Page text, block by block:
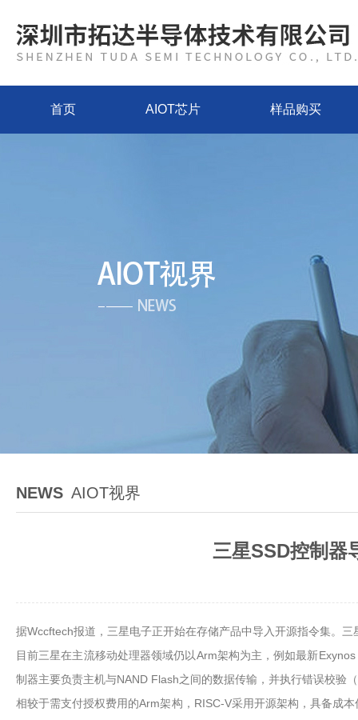
首页 AIOT芯片 样品购买
NEWS AIOT视界
三星SSD控制器
据Wccftech报道，三星电子正开始在存储产品中导入开源指令集。
目前三星在主流移动处理器领域仍以Arm架构为主，例如最新
制器主要负责主机与NAND Flash之间的数据传输，并执行错误校验
相较于需支付授权费用的Arm架构，RISC-V采用开源架构，具备成